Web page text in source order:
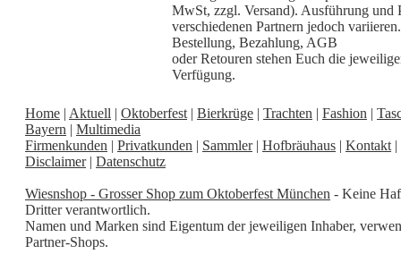
MwSt, zzgl. Versand). Ausführung und
verschiedenen Partnern jedoch
Bestellung, Bezahlung, AGB
oder Retouren stehen Euch die
Verfügung.
Home | Aktuell | Oktoberfest | Bierkrüge | Trachten | Fashion |
Bayern | Multimedia
Firmenkunden | Privatkunden | Sammler| Hofbräuhaus | Kontakt |
Disclaimer| Datenschutz
Wiesnshop - Grosser Shop zum Oktoberfest München - Keine
Dritter verantwortlich.
Namen und Marken sind Eigentum der jeweiligen Inhaber,
Partner-Shops.